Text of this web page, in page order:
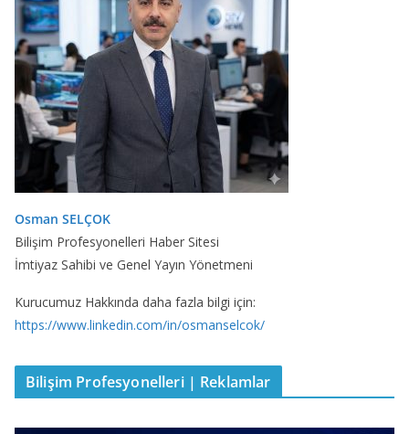
Osman SELÇOK
Bilişim Profesyonelleri Haber Sitesi
İmtiyaz Sahibi ve Genel Yayın Yönetmeni
Kurucumuz Hakkında daha fazla bilgi için:
https://www.linkedin.com/in/osmanselcok/
Bilişim Profesyonelleri | Reklamlar